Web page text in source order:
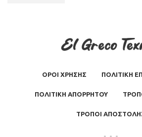
ΟΡΟΙ ΧΡΗΣΗΣ ΠΟΛΙΤΙΚΗ
ΠΟΛΙΤΙΚΗ ΑΠΟΡΡΗΤΟΥ
ΤΡΟΠΟΙ